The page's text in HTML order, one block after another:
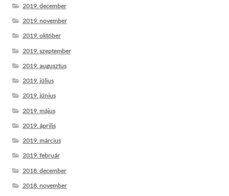
2019. december
2019. november
2019. október
2019. szeptember
2019. augusztus
2019. július
2019. június
2019. május
2019. április
2019. március
2019. február
2018. december
2018. november